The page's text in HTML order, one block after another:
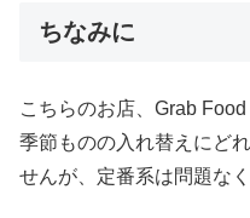
ちなみに
こちらのお店、Grab
季節ものの入れ替えにど
せんが、定番系は問題なく